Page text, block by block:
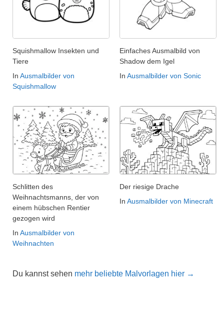
Squishmallow Insekten und
Tiere
In Ausmalbilder von
Squishmallow
Einfaches Ausmalbild von
Shadow dem Igel
In Ausmalbilder von Sonic
Schlitten des
Weihnachtsmanns, der von
einem hübschen Rentier
gezogen wird
In Ausmalbilder von
Weihnachten
Der riesige Drache
In Ausmalbilder von Minecraft
Du kannst sehen mehr beliebte Malvorlagen hier →